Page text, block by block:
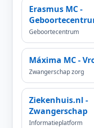
Erasmus MC -
Geboortecentrum
Máxima MC -
Zwangerschap zorg
Ziekenhuis.nl -
Zwangerschap
Informatieplatform